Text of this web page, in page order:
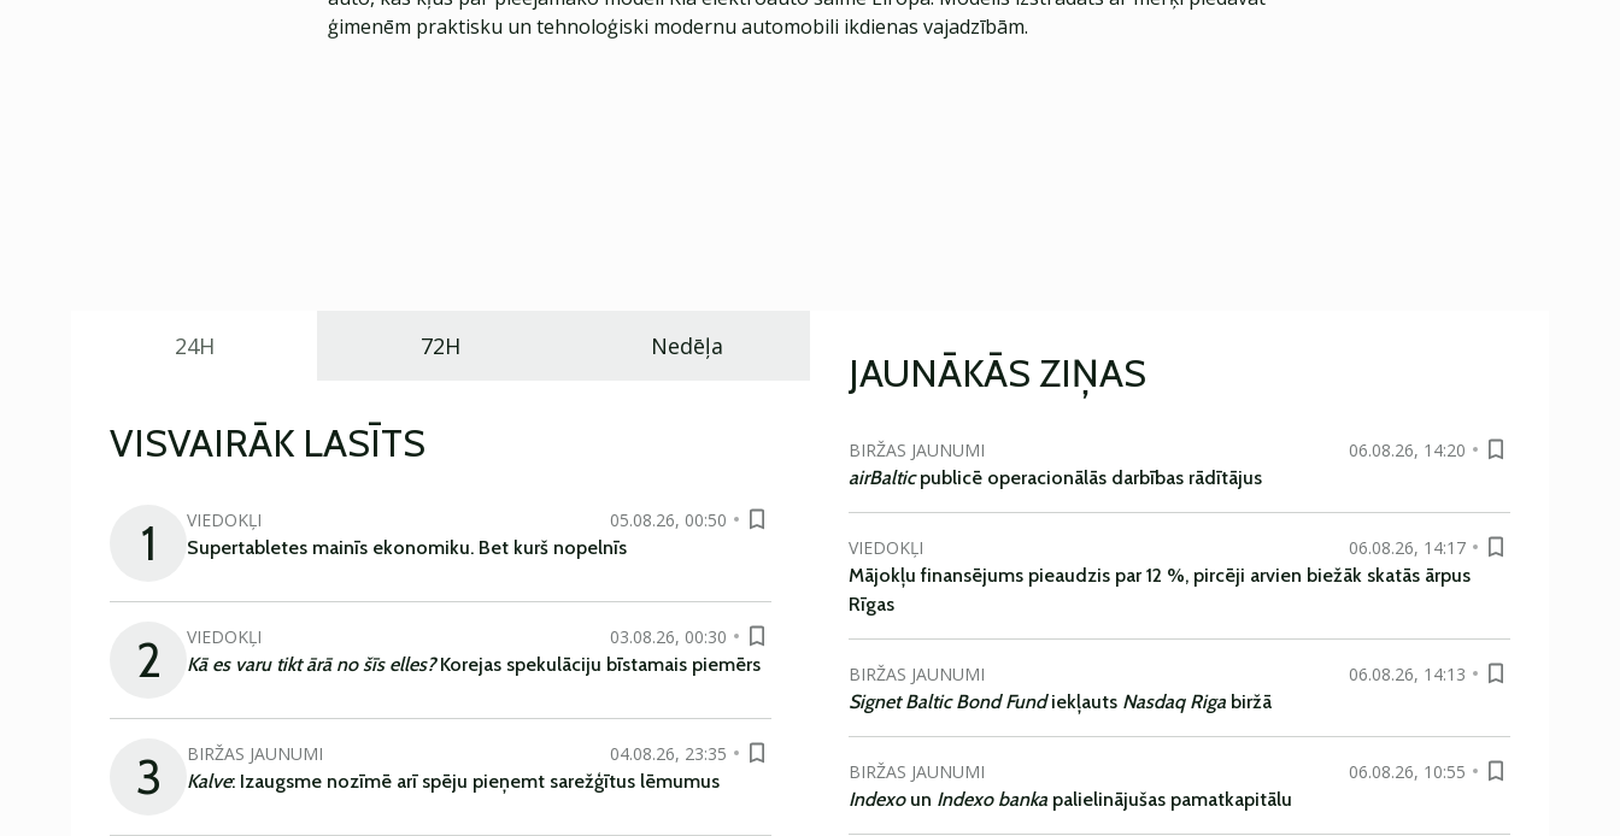
ģimenēm praktisku un tehnoloģiski modernu automobili ikdienas vajadzībām.
24H 72H Nedēļa
VISVAIRĀK LASĪTS
1 VIEDOKĻI
05.08.26, 00:50
Supertabletes mainīs ekonomiku. Bet kurš nopelnīs
2 VIEDOKĻI
03.08.26, 00:30
Kā es varu tikt ārā no šīs elles?Korejas spekulāciju bīstamais piemērs
3 BIRŽAS JAUNUMI
04.08.26, 23:35
Kalve: Izaugsme nozīmē arī spēju pieņemt sarežģītus lēmumus
JAUNĀKĀS ZIŅAS
BIRŽAS JAUNUMI
06.08.26, 14:20
airBalticpublicē operacionālās darbības rādītājus
VIEDOKĻI
06.08.26, 14:17
Mājokļu finansējums pieaudzis par 12 %, pircēji arvien biežāk skatās ārpus
Rīgas
BIRŽAS JAUNUMI
06.08.26, 14:13
Signet Baltic Bond Fundiekļauts Nasdaq Riga biržā
BIRŽAS JAUNUMI
06.08.26, 10:55
Indexoun Indexo banka palielinājušas pamatkapitālu